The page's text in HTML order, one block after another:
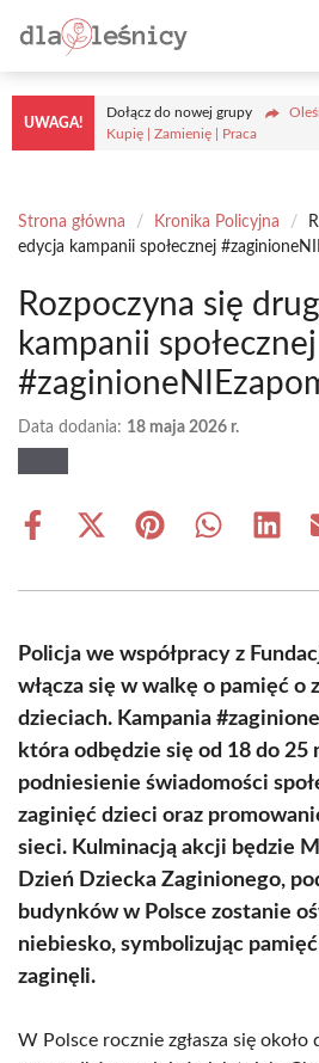
do
treści
UWAGA!
Dołącz do nowej grupy
Kupię | Zamienię | Praca
Strona główna / Kronika Policyjna /
edycja kampanii społecznej
Rozpoczyna się
kampanii społecznej
Data dodania: 18 maja 2026 r.
Share
Share
(Twitter)
Share Share Share
Policja we współpracy z
włącza się w walkę o pamięć o
dzieciach. Kampania
która odbędzie się od 18 do 25
podniesienie świadomości
zaginięć dzieci oraz
sieci. Kulminacją akcji będzie
Dzień Dziecka Zaginionego,
budynków w Polsce zostanie
niebiesko, symbolizując
zaginęli.
W Polsce rocznie zgłasza się